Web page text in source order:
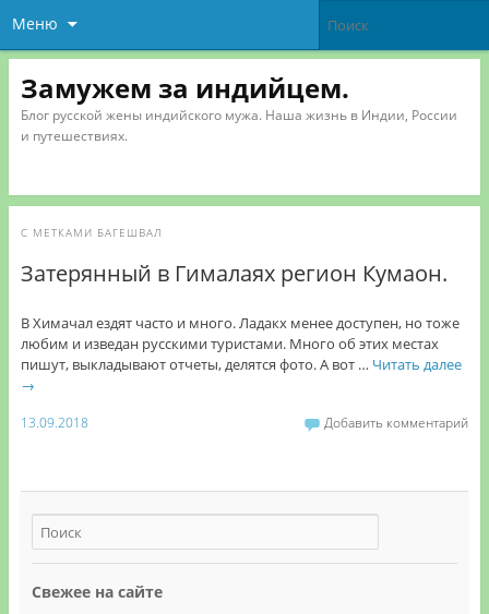
Меню
Замужем за индийцем.
Блог русской жены индийского мужа. Наша жизнь в Индии, России
и путешествиях.
С МЕТКАМИ БАГЕШВАЛ
Затерянный в Гималаях регион Кумаон.
В Химачал ездят часто и много. Ладакх менее доступен, но тоже
любим и изведан русскими туристами. Много об этих местах
пишут, выкладывают отчеты, делятся фото. А вот … Читать далее
→
13.09.2018 Добавить комментарий
Свежее на сайте